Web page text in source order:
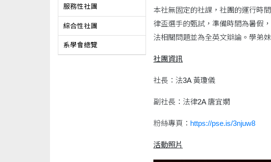
服務性社團
綜合性社團
系學會總覽
本社無固定的社課，社團的運行時
律盃選手的甄試，準備時間為暑假
法相關問題並為全英文辯論。學弟
社團資訊
社長：法3A 黃瓊儀
副社長：法律2A 唐宜嫺
粉絲專頁： https://pse.is/3njuw8
活動照片